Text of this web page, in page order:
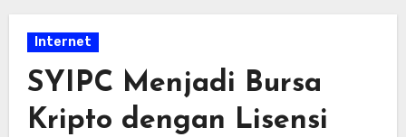
Internet
SYIPC Menjadi Bursa
Kripto dengan Lisensi